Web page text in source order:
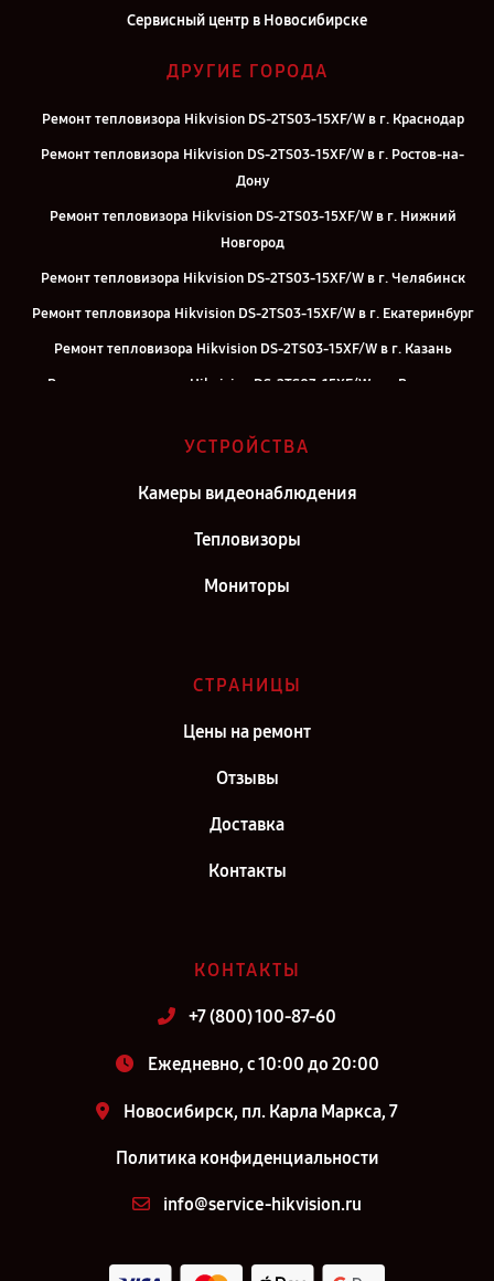
Сервисный центр в Новосибирске
ДРУГИЕ ГОРОДА
Ремонт тепловизора Hikvision DS-2TS03-15XF/W в г. Краснодар
Ремонт тепловизора Hikvision DS-2TS03-15XF/W в г. Ростов-на-
Дону
Ремонт тепловизора Hikvision DS-2TS03-15XF/W в г. Нижний
Новгород
Ремонт тепловизора Hikvision DS-2TS03-15XF/W в г. Челябинск
Ремонт тепловизора Hikvision DS-2TS03-15XF/W в г. Екатеринбург
Ремонт тепловизора Hikvision DS-2TS03-15XF/W в г. Казань
Ремонт тепловизора Hikvision DS-2TS03-15XF/W в г. Воронеж
Ремонт тепловизора Hikvision DS-2TS03-15XF/W в г. Самара
Ремонт тепловизора Hikvision DS-2TS03-15XF/W в г. Киров
Петербург
УСТРОЙСТВА
Камеры видеонаблюдения
Тепловизоры
Мониторы
СТРАНИЦЫ
Цены на ремонт
Отзывы
Доставка
Контакты
КОНТАКТЫ
+7 (800) 100-87-60
Ежедневно, с 10:00 до 20:00
Новосибирск, пл. Карла Маркса, 7
Политика конфиденциальности
info@service-hikvision.ru